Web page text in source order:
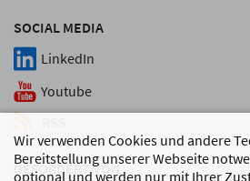
Wir verwenden Cookies und andere
Bereitstellung unserer Webseite
optional und werden nur mit Ihrer
SOCIAL MEDIA
LinkedIn
Youtube
GEFÖRDERT VON